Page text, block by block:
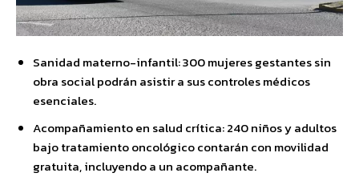
Sanidad materno-infantil: 300 mujeres gestantes sin
obra social podrán asistir a sus controles médicos
esenciales.
Acompañamiento en salud crítica: 240 niños y adultos
bajo tratamiento oncológico contarán con movilidad
gratuita, incluyendo a un acompañante.